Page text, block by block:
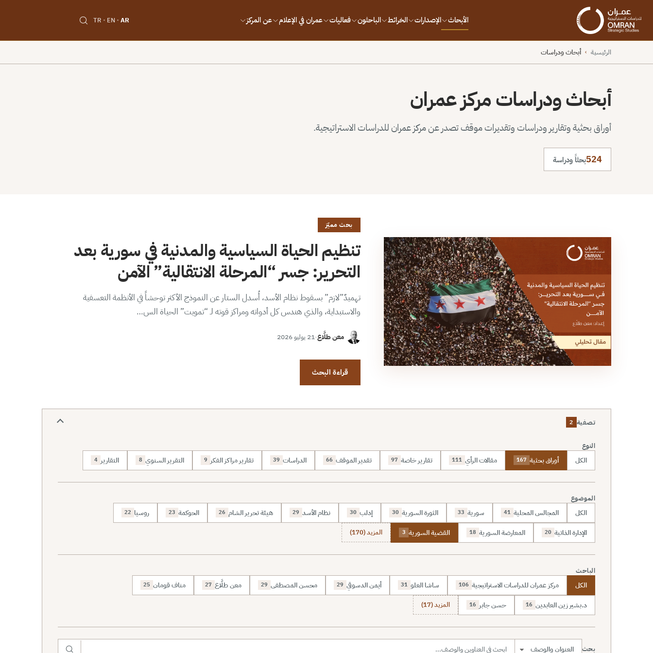
الأبحاث الإصدارات الخرائط الباحثون فعاليات عمران في الإعلام عن المركز AR
EN
TR
الرئيسية › أبحاث ودراسات
أبحاث ودراسات مركز عمران
أوراق بحثية وتقارير ودراسات وتقديرات موقف تصدر عن مركز عمران للدراسات الاستراتيجية.
524بحثاً ودراسة
بحث مميّز
تنظيم الحياة السياسية والمدنية في سورية بعد
التحرير: جسر “المرحلة الانتقالية” الآمن
تهميدٌ”لازم” بسقوط نظام الأسد، أُسدل الستار عن النموذج الأكثر توحشاً في الأنظمة التعسفية
والاستبداية، والذي هندس كل أدواته ومراكز قوته لـ “تمويت” الحياة الس…
معن طلَّاع·21 يوليو 2026
قراءة البحث
تصفية 2
النوع
الكل أوراق بحثية 167 مقالات الرأي 111 تقارير خاصة 97 تقدير الموقف 66 الدراسات 39 تقارير مراكز الفكر 9 التقرير السنوي 8 التقارير 4
الموضوع
الكل المجالس المحلية 41 سورية 33 الثورة السورية 30 إدلب 30 نظام الأسد 29 هيئة تحرير الشام 26 الحوكمة 23 روسيا 22
الإدارة الذاتية 20 المعارضة السورية 18 القضية السورية 3 المزيد (170)
الباحث
الكل مركز عمران للدراسات الاستراتيجية 106 ساشا العلو 31 أيمن الدسوقي 29 محسن المصطفى 29 معن طلَّاع 27 مناف قومان 25
د.بشير زين العابدين 16 حسن جابر 16 المزيد (17)
بحث